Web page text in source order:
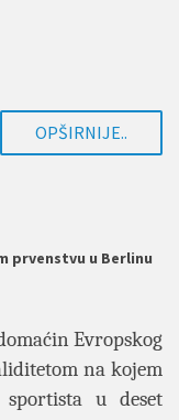
OPŠIRNIJE..
prvenstvu u Berlinu
Evropskog
na kojem
u deset